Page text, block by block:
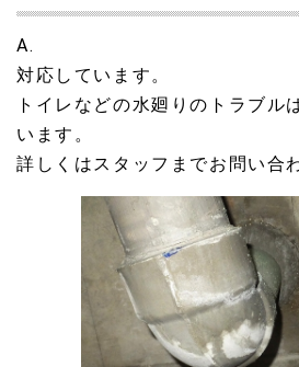
A.
対応しています。
トイレなどの水廻りのトラブル
います。
詳しくはスタッフまでお問い合